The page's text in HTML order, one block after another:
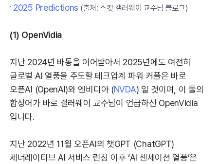
2025 Predictions (출처: 스캇 갤러웨이 교수님 블로그)
(1) OpenVidia
지난 2024년 바통을 이어받아서 2025년에도 여전히
글로벌 AI 열풍을 주도할 테크업계 파워 커플은 바로
오픈AI (OpenAI)와 엔비디아 (NVDA) 일 것이며, 이 둘의
합성어가 바로 갤러웨이 교수님이 언급하신 OpenVidia
입니다.
지난 2022년 11월 오픈AI의 챗GPT (ChatGPT)
제너레이티브 AI 서비스 런칭 이후 ‘AI 센세이션 열풍’은